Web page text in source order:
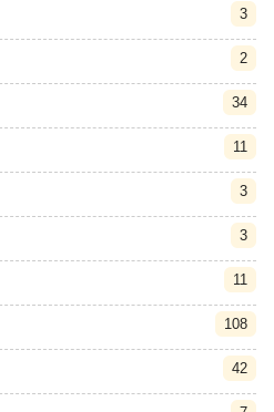
3
2
34
11
3
3
11
108
42